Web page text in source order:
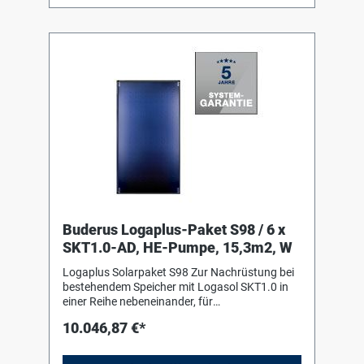
Logasol KS0110 HE mit Hocheffizienzpumpe
Anschlusszubehör 1 Solarfluid L, 10 Liter 2
Buderus Logaplus-Paket S98 / 6 x
SKT1.0-AD, HE-Pumpe, 15,3m2, W
Logaplus Solarpaket S98 Zur Nachrüstung bei
bestehendem Speicher mit Logasol SKT1.0 in
einer Reihe nebeneinander, für
bestehend aus: 6 Logasol SKT1.0-s mit einem
10.046,87 €*